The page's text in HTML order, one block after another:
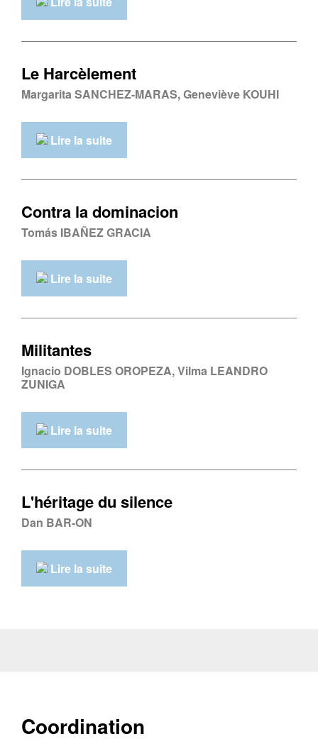
Le Harcèlement
Margarita SANCHEZ-MARAS, Geneviève KOUHI
Lire la suite
Contra la dominacion
Tomás IBAÑEZ GRACIA
Lire la suite
Militantes
Ignacio DOBLES OROPEZA, Vilma LEANDRO
ZUNIGA
Lire la suite
L'héritage du silence
Dan BAR-ON
Lire la suite
Coordination